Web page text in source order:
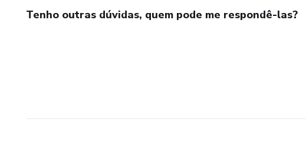
Tenho outras dúvidas, quem pode me respondê-las?